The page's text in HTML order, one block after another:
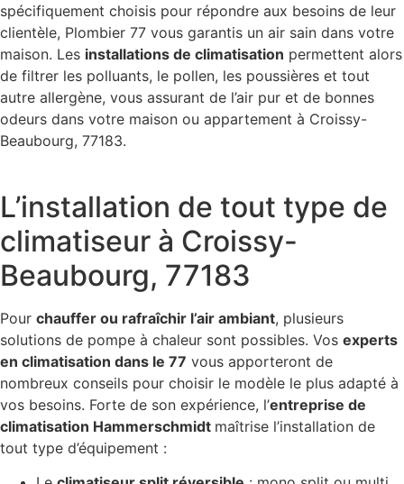
spécifiquement choisis pour répondre aux besoins de leur
clientèle, Plombier 77 vous garantis un air sain dans votre
maison. Les installations de climatisation permettent alors
de filtrer les polluants, le pollen, les poussières et tout
autre allergène, vous assurant de l’air pur et de bonnes
odeurs dans votre maison ou appartement à Croissy-
Beaubourg, 77183.
L’installation de tout type de
climatiseur à Croissy-
Beaubourg, 77183
Pour chauffer ou rafraîchir l’air ambiant, plusieurs
solutions de pompe à chaleur sont possibles. Vos experts
en climatisation dans le 77 vous apporteront de
nombreux conseils pour choisir le modèle le plus adapté à
vos besoins. Forte de son expérience, l’entreprise de
climatisation Hammerschmidt maîtrise l’installation de
tout type d’équipement :